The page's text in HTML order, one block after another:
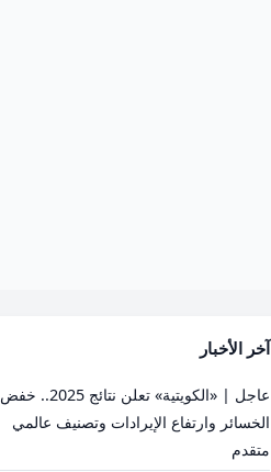
آخر الأخبار
عاجل | «الكويتية» تعلن نتائج 2025.. خفض
الخسائر وارتفاع الإيرادات وتصنيف عالمي
متقدم